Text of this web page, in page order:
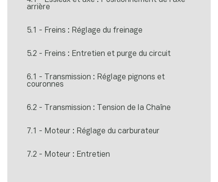
arrière
5.1 - Freins : Réglage du freinage
5.2 - Freins : Entretien et purge du circuit
6.1 - Transmission : Réglage pignons et
couronnes
6.2 - Transmission : Tension de la Chaîne
7.1 - Moteur : Réglage du carburateur
7.2 - Moteur : Entretien